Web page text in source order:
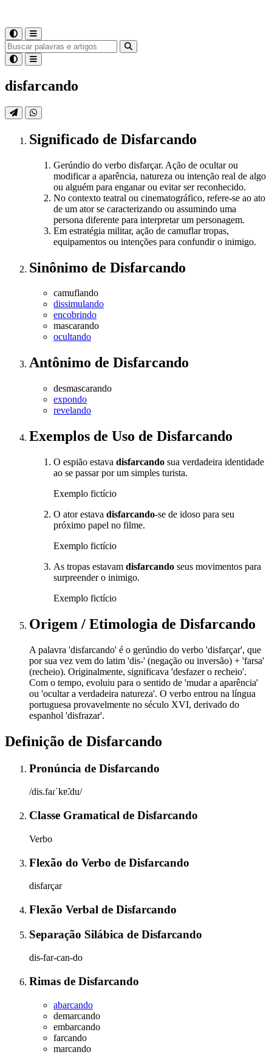
disfarcando
Significado de Disfarcando
Gerúndio do verbo disfarçar. Ação de ocultar ou
modificar a aparência, natureza ou intenção real de algo
ou alguém para enganar ou evitar ser reconhecido.
No contexto teatral ou cinematográfico, refere-se ao ato
de um ator se caracterizando ou assumindo uma
persona diferente para interpretar um personagem.
Em estratégia militar, ação de camuflar tropas,
equipamentos ou intenções para confundir o inimigo.
Sinônimo de Disfarcando
camuflando
dissimulando
encobrindo
mascarando
ocultando
Antônimo de Disfarcando
desmascarando
expondo
revelando
Exemplos de Uso de Disfarcando
O espião estava disfarcando sua verdadeira identidade
ao se passar por um simples turista.
Exemplo fictício
O ator estava disfarcando-se de idoso para seu
próximo papel no filme.
Exemplo fictício
As tropas estavam disfarcando seus movimentos para
surpreender o inimigo.
Exemplo fictício
Origem / Etimologia de Disfarcando
A palavra 'disfarcando' é o gerúndio do verbo 'disfarçar', que
por sua vez vem do latim 'dis-' (negação ou inversão) + 'farsa'
(recheio). Originalmente, significava 'desfazer o recheio'.
Com o tempo, evoluiu para o sentido de 'mudar a aparência'
ou 'ocultar a verdadeira natureza'. O verbo entrou na língua
portuguesa provavelmente no século XVI, derivado do
espanhol 'disfrazar'.
Definição de Disfarcando
Pronúncia de Disfarcando
/dis.faɾˈkɐ̃.du/
Classe Gramatical de Disfarcando
Verbo
Flexão do Verbo de Disfarcando
disfarçar
Flexão Verbal de Disfarcando
Separação Silábica de Disfarcando
dis-far-can-do
Rimas de Disfarcando
abarcando
demarcando
embarcando
farcando
marcando